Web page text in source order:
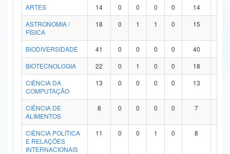
Secretaria de Governo
Advocacia-Geral da União
Banco Central do Brasil
ARTES 14 0 0 0 0 14
ASTRONOMIA /
FÍSICA
18 0 1 1 0 15
BIODIVERSIDADE 41 0 0 0 0 40
BIOTECNOLOGIA
22 0 1 0 0 18
CIÊNCIA DA
COMPUTAÇÃO
13 0 0 0 0 13
CIÊNCIA DE
ALIMENTOS
8 0 0 0 0 7
CIÊNCIA POLÍTICA
E RELAÇÕES
INTERNACIONAIS
11 0 0 1 0 8